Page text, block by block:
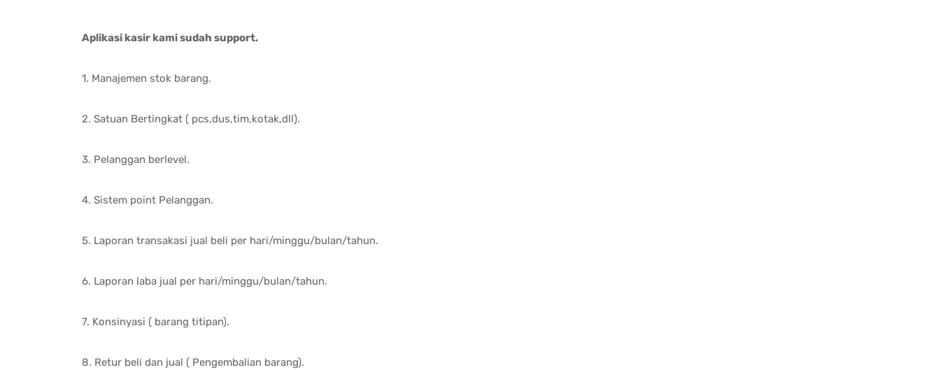
Aplikasi kasir kami sudah support.
1. Manajemen stok barang.
2. Satuan Bertingkat ( pcs,dus,tim,kotak,dll).
3. Pelanggan berlevel.
4. Sistem point Pelanggan.
5. Laporan transakasi jual beli per hari/minggu/bulan/tahun.
6. Laporan laba jual per hari/minggu/bulan/tahun.
7. Konsinyasi ( barang titipan).
8. Retur beli dan jual ( Pengembalian barang).